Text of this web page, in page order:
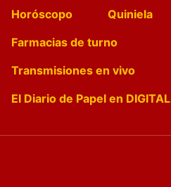
Horóscopo
Quiniela
Farmacias de turno
Transmisiones en vivo
El Diario de Papel en DIGITAL